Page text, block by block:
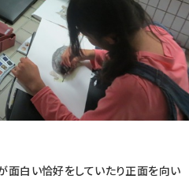
面白い恰好をしていたり正面を向い